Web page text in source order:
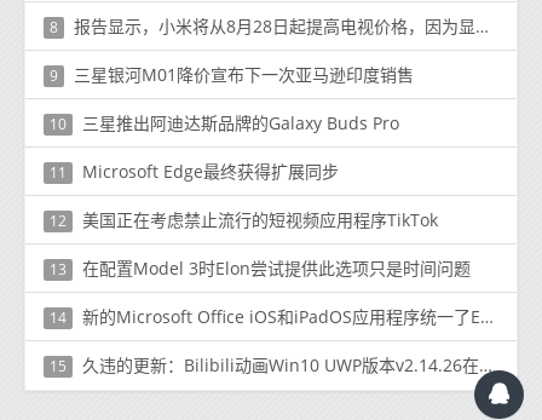
8 报告显示，小米将从8月28日起提高电视价格，因为显示面板成本激增
9 三星银河M01降价宣布下一次亚马逊印度销售
10 三星推出阿迪达斯品牌的Galaxy Buds Pro
11 Microsoft Edge最终获得扩展同步
12 美国正在考虑禁止流行的短视频应用程序TikTok
13 在配置Model 3时Elon尝试提供此选项只是时间问题
14 新的Microsoft Office iOS和iPadOS应用程序统一了Excel PowerPoint Word
15 久违的更新：Bilibili动画Win10 UWP版本v2.14.26在这里